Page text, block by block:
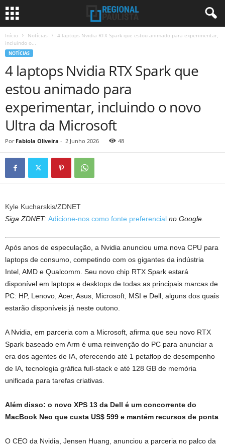
Início Notícias
4 laptops Nvidia RTX Spark que estou animado para experimentar,
incluindo o...
NOTÍCIAS
4 laptops Nvidia RTX Spark que
estou animado para
experimentar, incluindo o novo
Ultra da Microsoft
Por Fabiola Oliveira - 2 Junho 2026 48
Kyle Kucharskis/ZDNET
Siga ZDNET: Adicione-nos como fonte preferencial no Google.
Após anos de especulação, a Nvidia anunciou uma nova CPU para
laptops de consumo, competindo com os gigantes da indústria
Intel, AMD e Qualcomm. Seu novo chip RTX Spark estará
disponível em laptops e desktops de todas as principais marcas de
PC: HP, Lenovo, Acer, Asus, Microsoft, MSI e Dell, alguns dos quais
estarão disponíveis já neste outono.
A Nvidia, em parceria com a Microsoft, afirma que seu novo RTX
Spark baseado em Arm é uma reinvenção do PC para anunciar a
era dos agentes de IA, oferecendo até 1 petaflop de desempenho
de IA, tecnologia gráfica full-stack e até 128 GB de memória
unificada para tarefas criativas.
Além disso: o novo XPS 13 da Dell é um concorrente do
MacBook Neo que custa US$ 599 e mantém recursos de ponta
O CEO da Nvidia, Jensen Huang, anunciou a parceria no palco da